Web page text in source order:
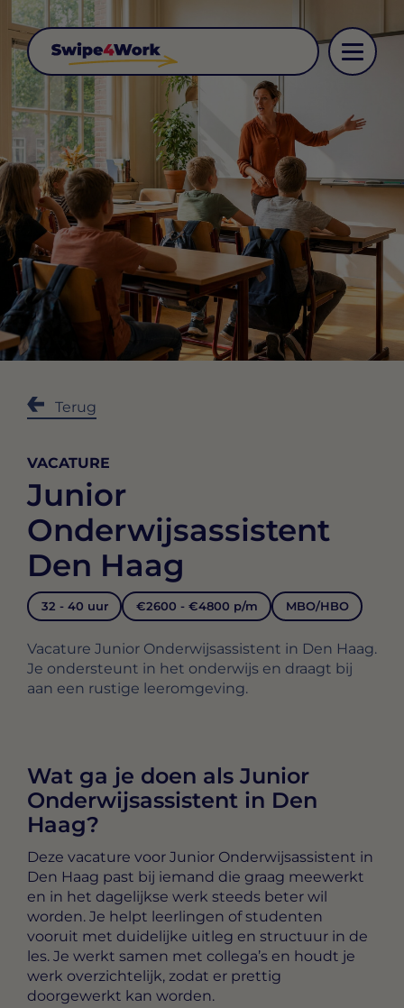
Terug
VACATURE
Junior
Onderwijsassistent
Den Haag
32 - 40 uur €2600 - €4800 p/m MBO/HBO
Vacature Junior Onderwijsassistent in Den Haag.
Je ondersteunt in het onderwijs en draagt bij
aan een rustige leeromgeving.
Wat ga je doen als Junior
Onderwijsassistent in Den
Haag?
Deze vacature voor Junior Onderwijsassistent in
Den Haag past bij iemand die graag meewerkt
en in het dagelijkse werk steeds beter wil
worden. Je helpt leerlingen of studenten
vooruit met duidelijke uitleg en structuur in de
les. Je werkt samen met collega’s en houdt je
werk overzichtelijk, zodat er prettig
doorgewerkt kan worden.